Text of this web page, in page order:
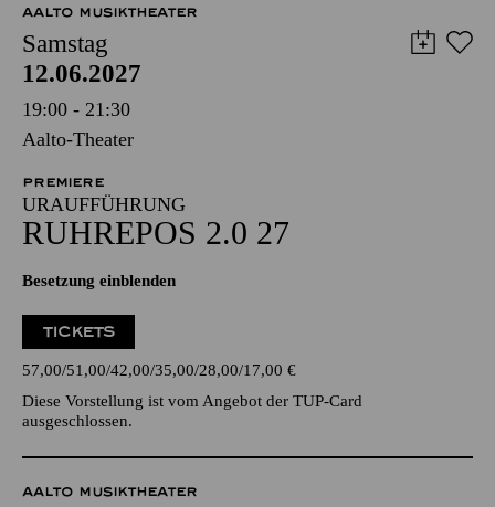
AALTO MUSIKTHEATER
Samstag
12.06.2027
19:00 - 21:30
Aalto-Theater
PREMIERE
URAUFFÜHRUNG
RUHREPOS 2.0 27
Besetzung einblenden
TICKETS
57,00 51,00 42,00 35,00 28,00 17,00 €
Diese Vorstellung ist vom Angebot der TUP-Card
ausgeschlossen.
AALTO MUSIKTHEATER